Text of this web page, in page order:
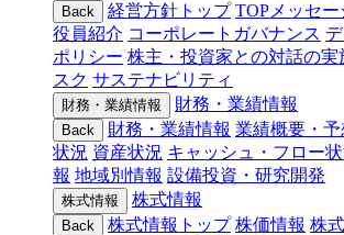
Back 経営方針トップ TOPメッセー
役員紹介 コーポレートガバナンス
ポリシー 株主・投資家との対話の実
スク サステナビリティ
財務・業績情報 財務・業績情報
Back 財務・業績情報 業績概要・予
状況 資産状況 キャッシュ・フロー
報 地域別情報 設備投資・研究開発
株式情報 株式情報
Back 株式情報トップ 株価情報 株